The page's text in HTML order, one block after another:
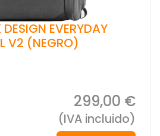
EVERYDAY
V2 (NEGRO)
299,00 €
(IVA incluido)